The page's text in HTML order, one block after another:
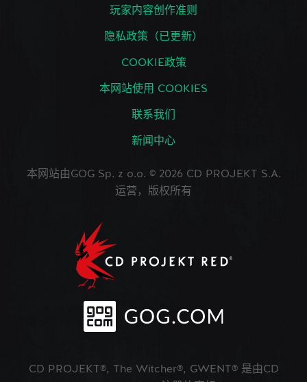
玩家内容创作准则
隐私政策（已更新）
COOKIE政策
本网站使用 COOKIES
联系我们
新闻中心
本网站由GOG Sp. z o.o. © 2026 CD PROJEKT S.A.
运营，版权所有
CD PROJEKT®, The Witcher®, GWENT® 是由CD